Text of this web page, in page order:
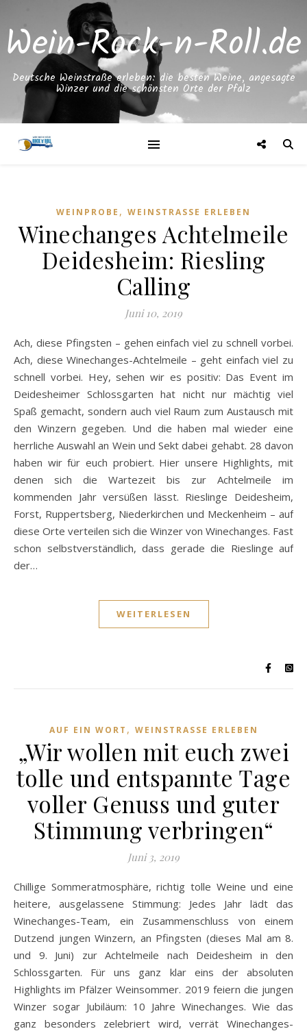
Wein-Rock-n-Roll.de
Deutsche Weinstraße erleben: die besten Weine, angesagte
Winzer und die schönsten Orte der Pfalz
WEINPROBE , WEINSTRASSE ERLEBEN
Winechanges Achtelmeile
Deidesheim: Riesling
Calling
Juni 10, 2019
Ach, diese Pfingsten – gehen einfach viel zu schnell vorbei.
Ach, diese Winechanges-Achtelmeile – geht einfach viel zu
schnell vorbei. Hey, sehen wir es positiv: Das Event im
Deidesheimer Schlossgarten hat nicht nur mächtig viel
Spaß gemacht, sondern auch viel Raum zum Austausch mit
den Winzern gegeben. Und die haben mal wieder eine
herrliche Auswahl an Wein und Sekt dabei gehabt. 28 davon
haben wir für euch probiert. Hier unsere Highlights, mit
denen sich die Wartezeit bis zur Achtelmeile im
kommenden Jahr versüßen lässt. Rieslinge Deidesheim,
Forst, Ruppertsberg, Niederkirchen und Meckenheim – auf
diese Orte verteilen sich die Winzer von Winechanges. Fast
schon selbstverständlich, dass gerade die Rieslinge auf
der…
WEITERLESEN
AUF EIN WORT , WEINSTRASSE ERLEBEN
„Wir wollen mit euch zwei
tolle und entspannte Tage
voller Genuss und guter
Stimmung verbringen“
Juni 3, 2019
Chillige Sommeratmosphäre, richtig tolle Weine und eine
heitere, ausgelassene Stimmung: Jedes Jahr lädt das
Winechanges-Team, ein Zusammenschluss von einem
Dutzend jungen Winzern, an Pfingsten (dieses Mal am 8.
und 9. Juni) zur Achtelmeile nach Deidesheim in den
Schlossgarten. Für uns ganz klar eins der absoluten
Highlights im Pfälzer Weinsommer. 2019 feiern die jungen
Winzer sogar Jubiläum: 10 Jahre Winechanges. Wie das
ganz besonders zelebriert wird, verrät Winechanges-